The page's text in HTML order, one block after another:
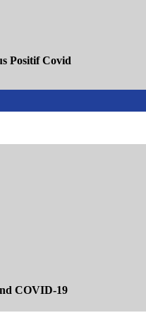
Positif Covid
COVID-19